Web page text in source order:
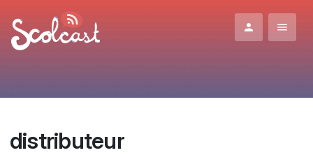
distributeur